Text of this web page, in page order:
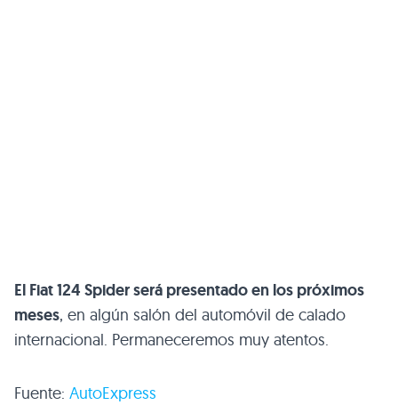
El Fiat 124 Spider será presentado en los próximos
meses, en algún salón del automóvil de calado
internacional. Permaneceremos muy atentos.
Fuente: AutoExpress